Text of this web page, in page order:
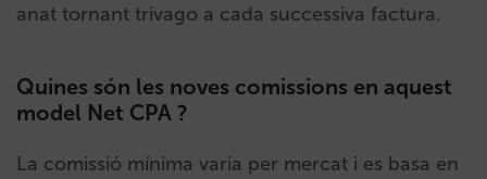
anat tornant trivago a cada successiva factura.
Quines són les noves comissions en aquest
model Net CPA ?
La comissió mínima varia per mercat i es basa en